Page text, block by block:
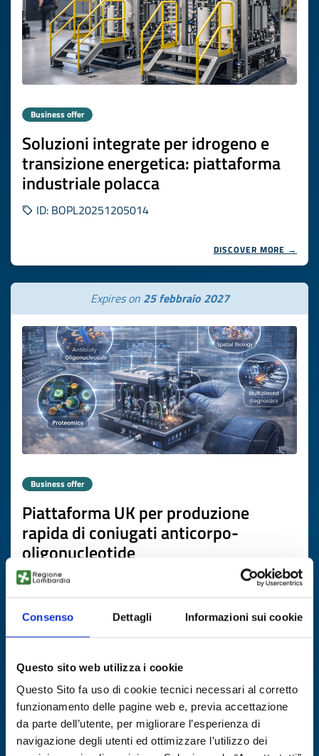
Consenso Dettagli Informazioni sui cookie
Questo sito web utilizza i cookie
Questo Sito fa uso di cookie tecnici necessari al corretto
funzionamento delle pagine web e, previa accettazione
da parte dell’utente, per migliorare l’esperienza di
navigazione degli utenti ed ottimizzare l’utilizzo dei
Business offer
Soluzioni integrate per idrogeno e
transizione energetica: piattaforma
industriale polacca
ID: BOPL20251205014
DISCOVER MORE →
Expires on 25 febbraio 2027
Business offer
Piattaforma UK per produzione
rapida di coniugati anticorpo-
oligonucleotide
ID: BOGB20251120010
DISCOVER MORE →
Expires on26 febbraio 2027